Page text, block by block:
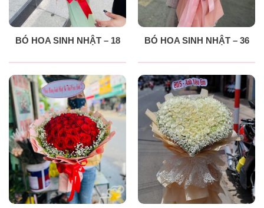
BÓ HOA SINH NHẬT – 18 BÓ HOA SINH NHẬT – 36